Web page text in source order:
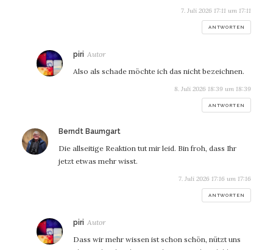
7. Juli 2026 17:11 um 17:11
ANTWORTEN
piri sagt:
Also als schade möchte ich das nicht bezeichnen.
8. Juli 2026 18:39 um 18:39
ANTWORTEN
Berndt Baumgartsagt:
Die allseitige Reaktion tut mir leid. Bin froh, dass Ihr
jetzt etwas mehr wisst.
7. Juli 2026 17:16 um 17:16
ANTWORTEN
piri sagt:
Dass wir mehr wissen ist schon schön, nützt uns